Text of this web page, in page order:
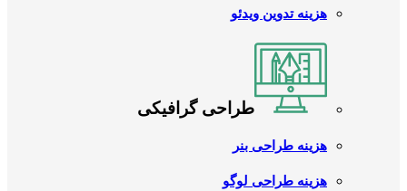
هزینه تدوین ویدئو
طراحی گرافیکی
هزینه طراحی بنر
هزینه طراحی لوگو